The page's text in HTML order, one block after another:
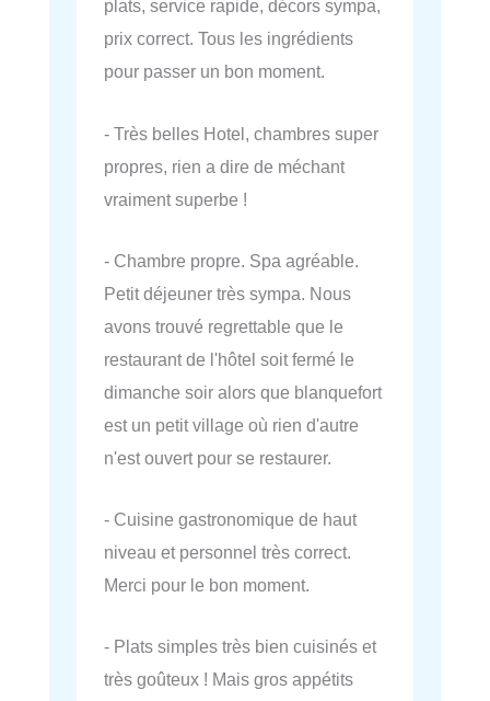
plats, service rapide, décors sympa,
prix correct. Tous les ingrédients
pour passer un bon moment.
- Très belles Hotel, chambres super
propres, rien a dire de méchant
vraiment superbe !
- Chambre propre. Spa agréable.
Petit déjeuner très sympa. Nous
avons trouvé regrettable que le
restaurant de l'hôtel soit fermé le
dimanche soir alors que blanquefort
est un petit village où rien d'autre
n'est ouvert pour se restaurer.
- Cuisine gastronomique de haut
niveau et personnel très correct.
Merci pour le bon moment.
- Plats simples très bien cuisinés et
très goûteux ! Mais gros appétits